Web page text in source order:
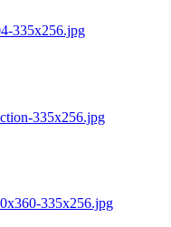
335x256.jpg
335x256.jpg
335x256.jpg